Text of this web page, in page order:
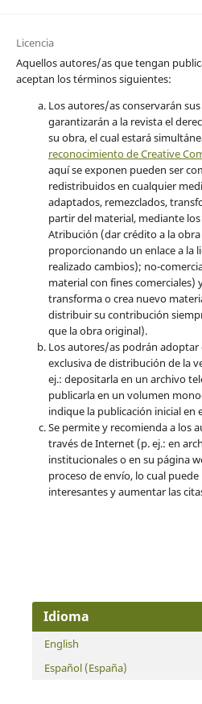
Licencia
Aquellos autores/as que tengan
aceptan los términos siguientes:
Los autores/as conservarán
garantizarán a la revista el
su obra, el cual estará
reconocimiento de Creative
aquí se exponen pueden ser
redistribuidos en cualquier
adaptados, remezclados,
partir del material, mediante
Atribución (dar crédito a la
proporcionando un enlace a la
realizado cambios); no-
material con fines comerciales)
transforma o crea nuevo
distribuir su contribución
que la obra original).
Los autores/as podrán
exclusiva de distribución de la
ej.: depositarla en un archivo
publicarla en un volumen
indique la publicación inicial en
Se permite y recomienda a los
través de Internet (p. ej.: en
institucionales o en su página
proceso de envío, lo cual
interesantes y aumentar las
Idioma
English
Español (España)